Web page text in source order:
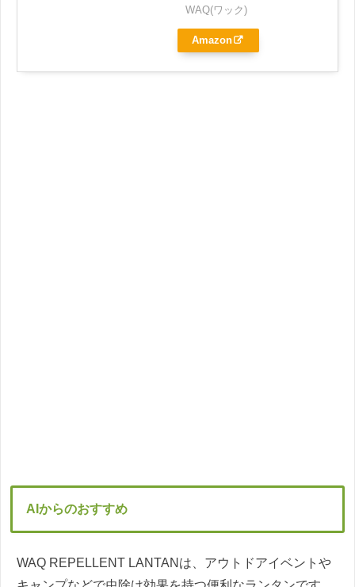
WAQ(ワック)
Amazon
AIからのおすすめ
WAQ REPELLENT LANTANは、アウトドアイベントや